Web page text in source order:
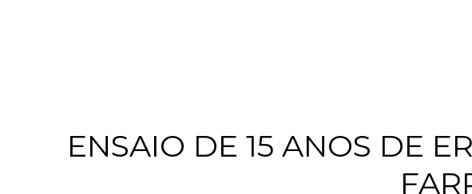
ENSAIO DE 15 ANOS DE